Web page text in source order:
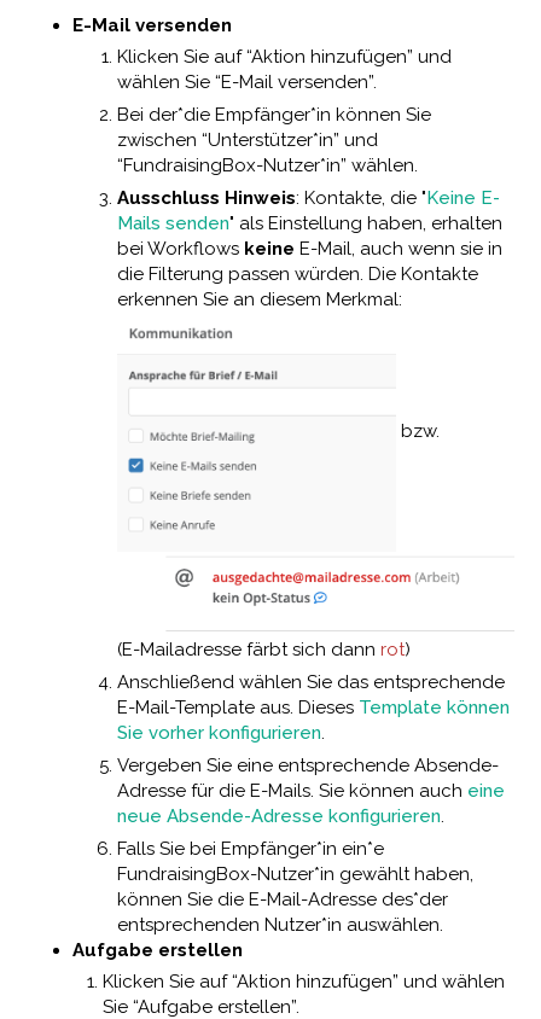
E-Mail versenden
Klicken Sie auf “Aktion hinzufügen” und
wählen Sie “E-Mail versenden”.
Bei der*die Empfänger*in können Sie
zwischen “Unterstützer*in” und
“FundraisingBox-Nutzer*in” wählen.
Ausschluss Hinweis: Kontakte, die " Keine E-
Mails senden" als Einstellung haben, erhalten
bei Workflows keine E-Mail, auch wenn sie in
die Filterung passen würden. Die Kontakte
erkennen Sie an diesem Merkmal:
bzw.
(E-Mailadresse färbt sich dann rot)
Anschließend wählen Sie das entsprechende
E-Mail-Template aus. Dieses Template können
Sie vorher konfigurieren
Vergeben Sie eine entsprechende Absende-
Adresse für die E-Mails. Sie können auch eine
neue Absende-Adresse konfigurieren
Falls Sie bei Empfänger*in ein*e
FundraisingBox-Nutzer*in gewählt haben,
können Sie die E-Mail-Adresse des*der
entsprechenden Nutzer*in auswählen.
Aufgabe erstellen
Klicken Sie auf “Aktion hinzufügen” und wählen
Sie “Aufgabe erstellen”.